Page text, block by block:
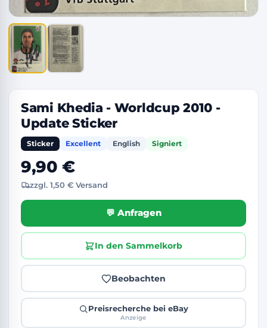
Sami Khedia - Worldcup 2010 -
Update Sticker
Sticker Excellent English Signiert
9,90 €
zzgl. 1,50 € Versand
💬 Anfragen
In den Sammelkorb
Beobachten
Preisrecherche bei eBay
Anzeige